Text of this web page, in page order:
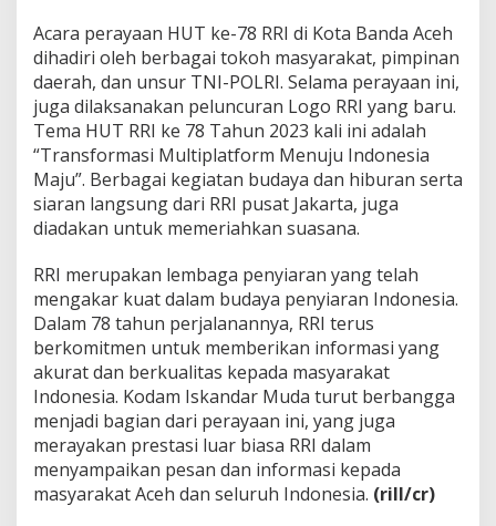
Acara perayaan HUT ke-78 RRI di Kota Banda Aceh
dihadiri oleh berbagai tokoh masyarakat, pimpinan
daerah, dan unsur TNI-POLRI. Selama perayaan ini,
juga dilaksanakan peluncuran Logo RRI yang baru.
Tema HUT RRI ke 78 Tahun 2023 kali ini adalah
“Transformasi Multiplatform Menuju Indonesia
Maju”. Berbagai kegiatan budaya dan hiburan serta
siaran langsung dari RRI pusat Jakarta, juga
diadakan untuk memeriahkan suasana.
RRI merupakan lembaga penyiaran yang telah
mengakar kuat dalam budaya penyiaran Indonesia.
Dalam 78 tahun perjalanannya, RRI terus
berkomitmen untuk memberikan informasi yang
akurat dan berkualitas kepada masyarakat
Indonesia. Kodam Iskandar Muda turut berbangga
menjadi bagian dari perayaan ini, yang juga
merayakan prestasi luar biasa RRI dalam
menyampaikan pesan dan informasi kepada
masyarakat Aceh dan seluruh Indonesia. (rill/cr)